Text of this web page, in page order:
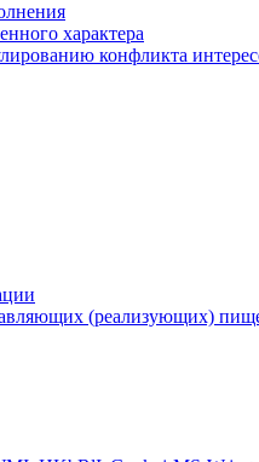
характера
конфликта
(реализующих)